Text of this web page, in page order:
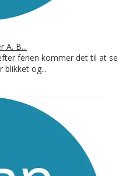
A. B...
ferien kommer det til at se
blikket og...